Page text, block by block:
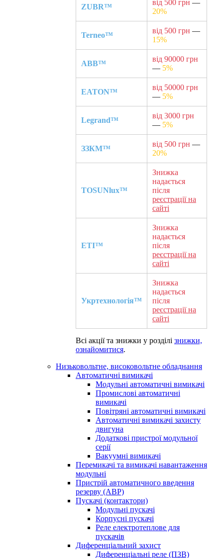
ZUBR™
від 500 грн —
20%
Terneo™
від 500 грн —
15%
ABB™
від 90000 грн
— 5%
EATON™
від 50000 грн
— 5%
Legrand™
від 3000 грн
— 5%
ЗЗКМ™
від 500 грн —
20%
TOSUNlux™
Знижка
надається
після
реєстрації на
сайті
ETI™
Знижка
надається
після
реєстрації на
сайті
Укртехнологія™
Знижка
надається
після
реєстрації на
сайті
Всі акції та знижки у розділі знижки,
ознайомитися.
Низьковольтне, високовольтне обладнання
Автоматичні вимикачі
Модульні автоматичні вимикачі
Промислові автоматичні
вимикачі
Повітряні автоматичні вимикачі
Автоматичні вимикачі захисту
двигуна
Додаткові пристрої модульної
серії
Вакуумні вимикачі
Перемикачі та вимикачі навантаження
модульні
Пристрій автоматичного введення
резерву (АВР)
Пускачі (контактори)
Модульні пускачі
Корпусні пускачі
Реле електротеплове для
пускачів
Диференціальний захист
Диференціальні реле (ПЗВ)